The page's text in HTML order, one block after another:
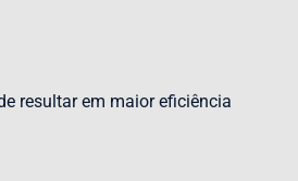
resultar em maior eficiência